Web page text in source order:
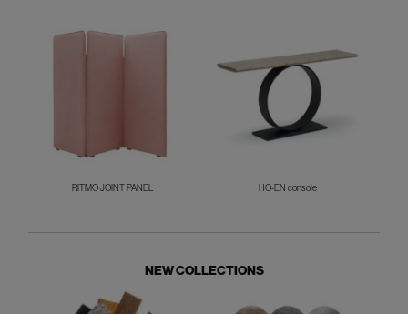
RITMO JOINT PANEL HO-EN console
NEW COLLECTIONS